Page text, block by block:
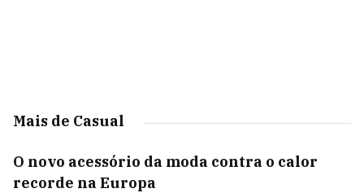
Mais de Casual
O novo acessório da moda contra o calor
recorde na Europa